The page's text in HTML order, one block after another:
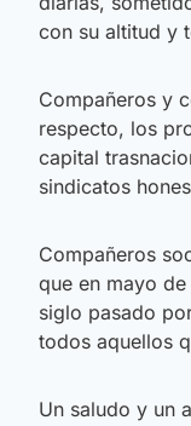
con su altitud y
Compañeros y
respecto, los
capital
sindicatos
Compañeros
que en mayo
siglo pasado
todos aquellos
Un saludo y un